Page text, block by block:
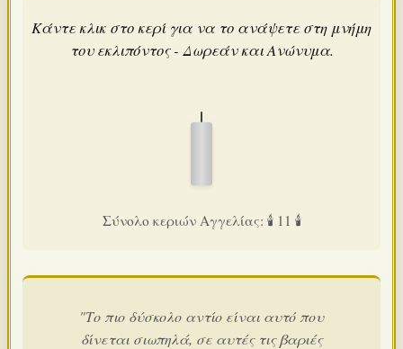
Κάντε κλικ στο κερί για να το ανάψετε στη μνήμη
του εκλιπόντος - Δωρεάν και Ανώνυμα.
Σύνολο κεριών Αγγελίας: 🕯️ 11 🕯️
"Το πιο δύσκολο αντίο είναι αυτό που
δίνεται σιωπηλά, σε αυτές τις βαριές